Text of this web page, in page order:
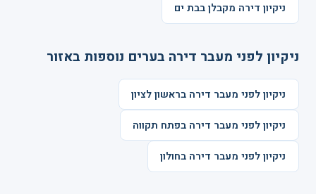
ניקיון דירה מקבלן בבת ים
ניקיון לפני מעבר דירה בערים נוספות באזור
ניקיון לפני מעבר דירה בראשון לציון
ניקיון לפני מעבר דירה בפתח תקווה
ניקיון לפני מעבר דירה בחולון